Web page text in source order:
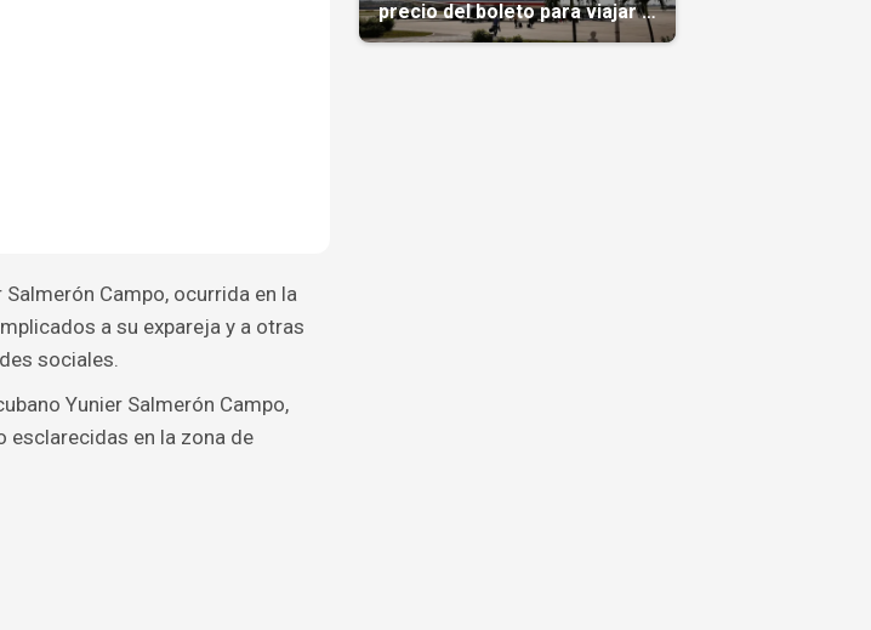
Campo, ocurrida en la
a su expareja y a otras
sociales.
Yunier Salmerón Campo,
esclarecidas en la zona de
precio del boleto para viajar a
Cuba en agosto